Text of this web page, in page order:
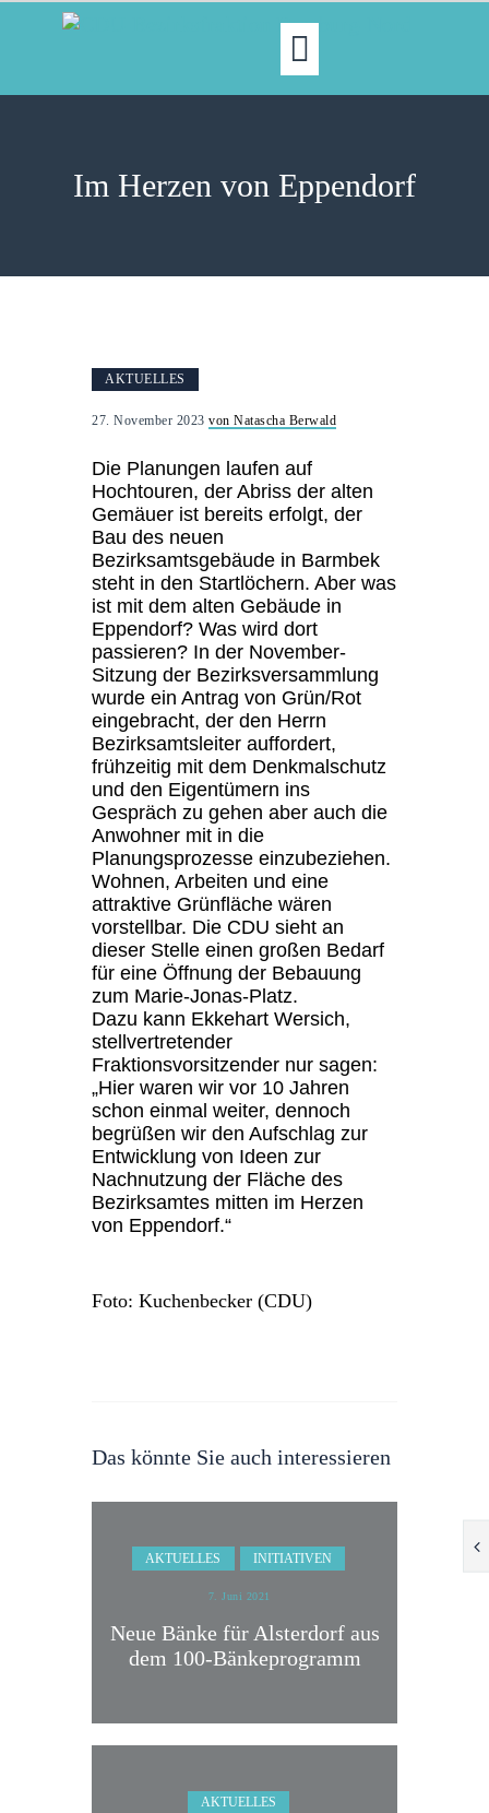
Im Herzen von Eppendorf
AKTUELLES
AKTUELLES
27. November 2023 von Natascha Berwald
Die Planungen laufen auf
Hochtouren, der Abriss der alten
Gemäuer ist bereits erfolgt, der
Bau des neuen
Bezirksamtsgebäude in Barmbek
steht in den Startlöchern. Aber was
ist mit dem alten Gebäude in
Eppendorf? Was wird dort
passieren? In der November-
Sitzung der Bezirksversammlung
wurde ein Antrag von Grün/Rot
eingebracht, der den Herrn
Bezirksamtsleiter auffordert,
frühzeitig mit dem Denkmalschutz
und den Eigentümern ins
Gespräch zu gehen aber auch die
Anwohner mit in die
Planungsprozesse einzubeziehen.
Wohnen, Arbeiten und eine
attraktive Grünfläche wären
vorstellbar. Die CDU sieht an
dieser Stelle einen großen Bedarf
für eine Öffnung der Bebauung
zum Marie-Jonas-Platz.
Dazu kann Ekkehart Wersich,
stellvertretender
Fraktionsvorsitzender nur sagen:
„Hier waren wir vor 10 Jahren
schon einmal weiter, dennoch
begrüßen wir den Aufschlag zur
Entwicklung von Ideen zur
Nachnutzung der Fläche des
Bezirksamtes mitten im Herzen
von Eppendorf.“
Foto: Kuchenbecker (CDU)
Das könnte Sie auch interessieren
AKTUELLES INITIATIVEN
7. Juni 2021
Neue Bänke für Alsterdorf aus
dem 100-Bänkeprogramm
AKTUELLES